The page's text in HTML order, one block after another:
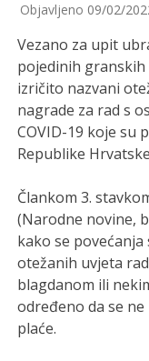
Objavljeno 09/02/
Vezano za upit
pojedinih
izričito nazvani
nagrade za rad s
COVID-19 koje su
Republike
Člankom 3.
(Narodne novine,
kako se
otežanih uvjeta
blagdanom ili
određeno da se
plaće.